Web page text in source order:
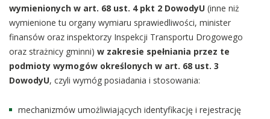
wymienionych w art. 68 ust. 4 pkt 2 DowodyU (inne niż
wymienione tu organy wymiaru sprawiedliwości, minister
finansów oraz inspektorzy Inspekcji Transportu Drogowego
oraz strażnicy gminni) w zakresie spełniania przez te
podmioty wymogów określonych w art. 68 ust. 3
DowodyU, czyli wymóg posiadania i stosowania:
mechanizmów umożliwiających identyfikację i rejestrację